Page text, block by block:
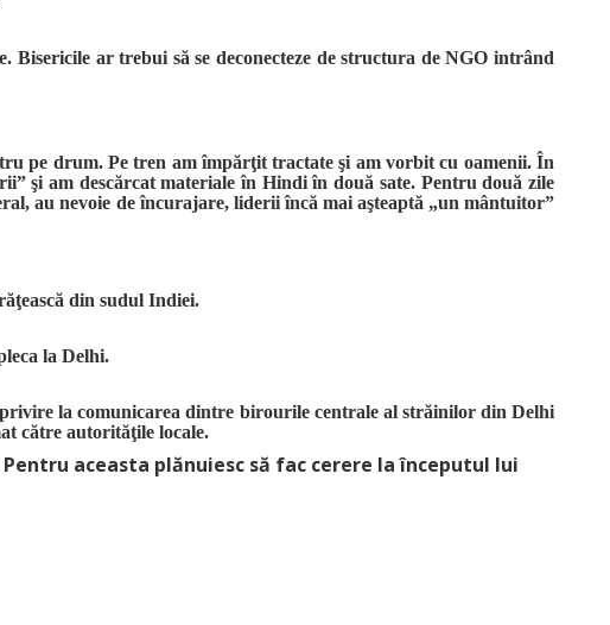
ar trebui să se deconecteze de structura de NGO intrând
pe drum. Pe tren am împărţit tractate şi am vorbit cu oamenii. În
şi am descărcat materiale în Hindi în două sate. Pentru două zile
au nevoie de încurajare, liderii încă mai aşteaptă „un mântuitor”
din sudul Indiei.
la Delhi.
la comunicarea dintre birourile centrale al străinilor din Delhi
către autorităţile locale.
aceasta plănuiesc să fac cerere la începutul lui